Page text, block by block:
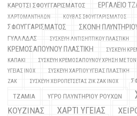
ΚΑΡΟΤΣΙ ΣΦΟΥΓΓΑΡΙΣΜΑΤΟΣ
ΕΡΓΑΛΕΙΟ
ΧΑΡΤΟΜΑΝΤΗΛΩΝ
ΚΟΥΒΑΣ ΣΦΟΥΓΓΑΡΙΣΜΑΤΟΣ
ΣΦΟΥΓΓΑΡΙΣΜΑΤΟΣ
ΣΚΟΝΗ
ΓΥΑΛΑΔΑΣ
ΣΥΣΚΕΥΗ ΑΝΤΙΣΗΠΤΙΚΟΥ ΠΛΑΣΤΙΚΗ
ΚΡΕΜΟΣΑΠΟΥΝΟΥ ΠΛΑΣΤΙΚΗ
ΣΥΣΚΕΥΗ
ΚΑΠΑΚΙ
ΣΥΣΚΕΥΗ ΚΡΕΜΟΣΑΠΟΥΝΟΥ ΧΡΗΣΗ ΜΕ
ΥΓΕΙΑΣ INOX
ΣΥΣΚΕΥΗ ΧΑΡΤΙΟΥ ΥΓΕΙΑΣ ΠΛΑΣΤΙΚΗ
ΖΑΚ
ΣΥΣΚΕΥΗ ΧΕΙΡΟΠΕΤΣΕΤΑΣ ΖΙΚ ΖΑΚ INOX
ΤΖΑΜΙΑ ΥΓΡΟ ΠΛΥΝΤΗΡΙΟΥ ΡΟΥΧΩΝ
ΚΟΥΖΙΝΑΣ
ΧΑΡΤΙ ΥΓΕΙΑΣ